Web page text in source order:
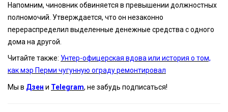
Напомним, чиновник обвиняется в превышении должностных
полномочий. Утверждается, что он незаконно
перераспределил выделенные денежные средства с одного
дома на другой.
Читайте также: Унтер-офицерская вдова или история о том,
как мэр Перми чугунную ограду ремонтировал
Мы в Дзен и Telegram, не забудь подписаться!